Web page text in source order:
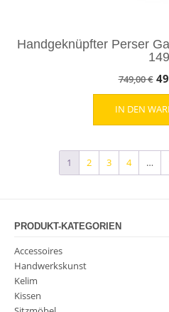
Handgeknüpfter Perser
149
749,00€
IN DEN
1 2 3 4 …
PRODUKT-KATEGORIEN
Accessoires
Handwerkskunst
Kelim
Kissen